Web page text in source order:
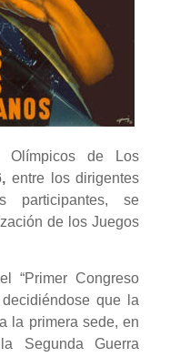
Olímpicos de Los
entre los dirigentes
participantes, se
de los Juegos
“Primer Congreso
que la
la primera sede, en
Segunda Guerra